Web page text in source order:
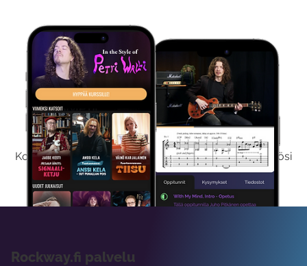
Kokeile Ilmaiseksi
Kokeilemalla ilmaiseksi saat koko sisältömme käyttöösi
viikon ajaksi.
Rockway.fi palvelu